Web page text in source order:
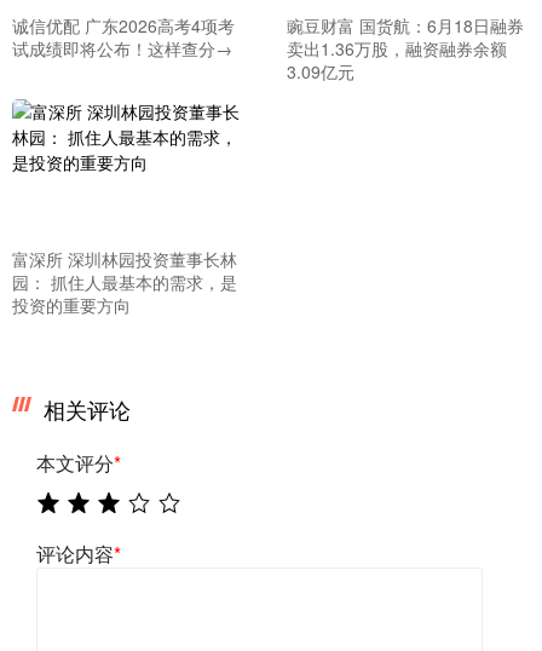
诚信优配 广东2026高考4项考
试成绩即将公布！这样查分→
豌豆财富 国货航：6月18日融券
卖出1.36万股，融资融券余额
3.09亿元
富深所 深圳林园投资董事长林
园： 抓住人最基本的需求，是
投资的重要方向
相关评论
本文评分*
评论内容*